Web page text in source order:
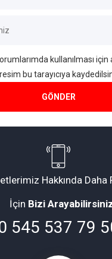
kullanılması için
bu tarayıcıya
Hakkında Daha
İçin Bizi
545 537 79
Cevap Yaz